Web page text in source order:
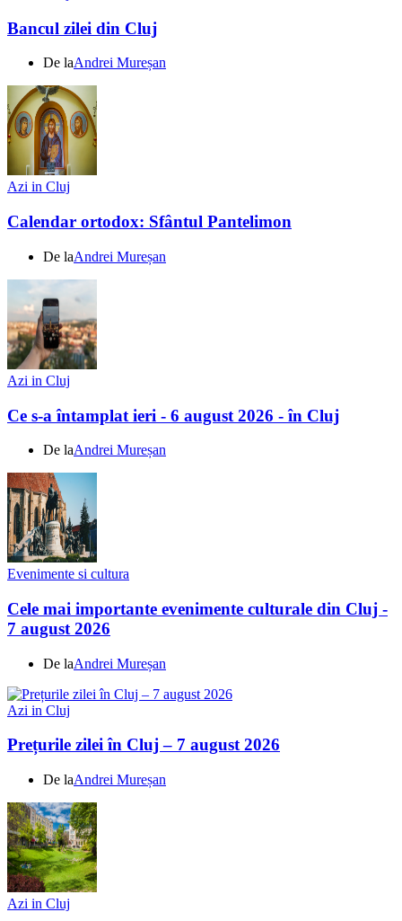
Bancul zilei din Cluj
De laAndrei Mureșan
Azi in Cluj
Calendar ortodox: Sfântul Pantelimon
De laAndrei Mureșan
Azi in Cluj
Ce s-a întamplat ieri - 6 august 2026 - în Cluj
De laAndrei Mureșan
Evenimente si cultura
Cele mai importante evenimente culturale din Cluj -
7 august 2026
De laAndrei Mureșan
Azi in Cluj
Prețurile zilei în Cluj – 7 august 2026
De laAndrei Mureșan
Azi in Cluj